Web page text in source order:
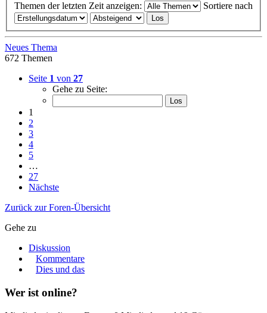
Themen der letzten Zeit anzeigen: Sortiere nach
Neues Thema
672 Themen
Seite 1 von 27
Gehe zu Seite:
1
2
3
4
5
…
27
Nächste
Zurück zur Foren-Übersicht
Gehe zu
Diskussion
Kommentare
Dies und das
Wer ist online?